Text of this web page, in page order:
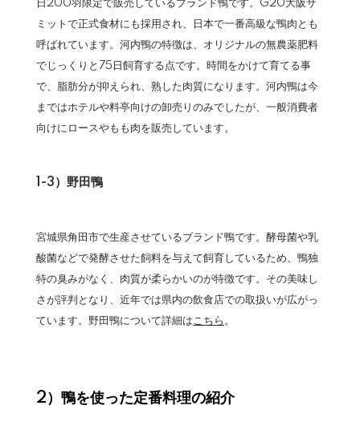
日200羽限定で販売しているブランド鴨です。G20大阪サ
ミットで正式食材にも採用され、日本で一番高級な鴨肉とも
呼ばれています。河内鴨の特徴は、オリジナルの無農薬肥料
でじっくりと75日飼育する点です。時間をかけて育てる事
で、脂肪分が抑えられ、熟した肉質になります。河内鴨は今
まではホテルや料亭向けの卸売りのみでしたが、一般消費者
向けにロースやもも肉を販売しています。
1-3）野田鴨
宮城県角田市で生産させているブランド鴨です。酵母菌や乳
酸菌などで発酵させた飼料を与えて飼育しているため、鴨独
特の臭みがなく、肉質が柔らかいのが特徴です。その美味し
さが評判となり、近年では県内の飲食店での取扱いが広がっ
ています。野田鴨について詳細はこちら 。
2）鴨を使った定番料理の紹介